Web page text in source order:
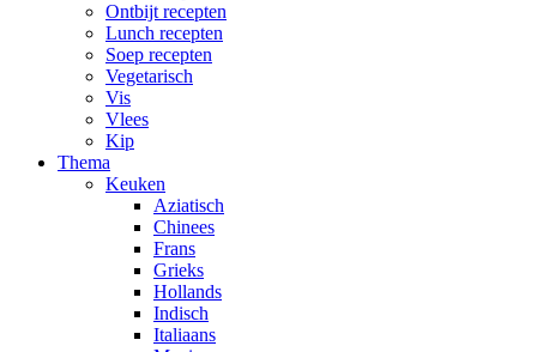
Ontbijt recepten
Lunch recepten
Soep recepten
Vegetarisch
Vis
Vlees
Kip
Thema
Keuken
Aziatisch
Chinees
Frans
Grieks
Hollands
Indisch
Italiaans